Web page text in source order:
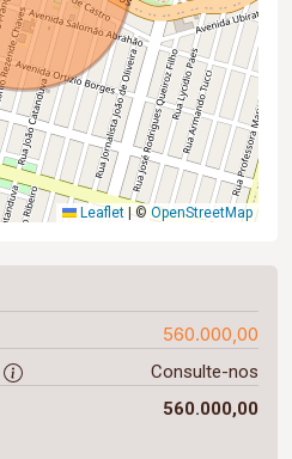
Leaflet |© OpenStreetMap
560.000,00
Consulte-nos
560.000,00